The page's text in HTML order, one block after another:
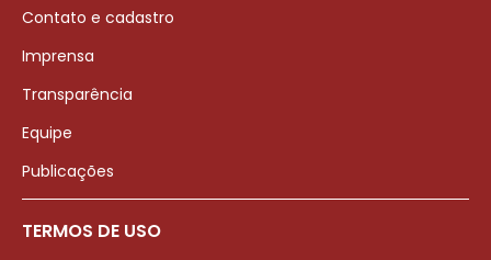
Contato e cadastro
Imprensa
Transparência
Equipe
Publicações
TERMOS DE USO